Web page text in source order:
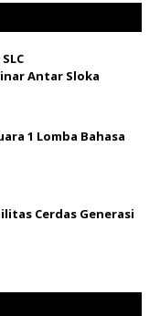
Antar Sloka
1 Lomba Bahasa
Cerdas Generasi